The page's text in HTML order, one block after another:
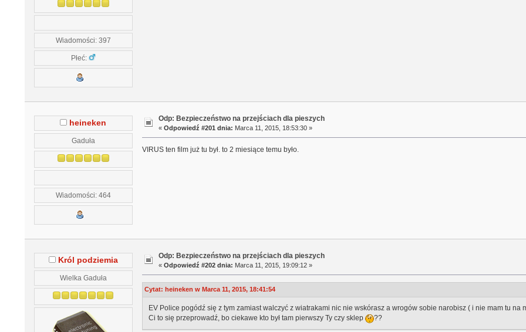
Wiadomości: 397
Płeć:
heineken
Gaduła
Wiadomości: 464
Odp: Bezpieczeństwo na przejściach dla pieszych
«Odpowiedź #201 dnia: Marca 11, 2015, 18:53:30 »
VIRUS ten film już tu był. to 2 miesiące temu było.
Król podziemia
Wielka Gaduła
Odp: Bezpieczeństwo na przejściach dla pieszych
«Odpowiedź #202 dnia: Marca 11, 2015, 19:09:12 »
Cytat: heineken w Marca 11, 2015, 18:41:54
EV Police pogódź się z tym zamiast walczyć z wiatrakami nic nie wskórasz a wrogów sobie narobisz ( i nie mam tu
Ci to się przeprowadź, bo ciekawe kto był tam pierwszy Ty czy sklep
??